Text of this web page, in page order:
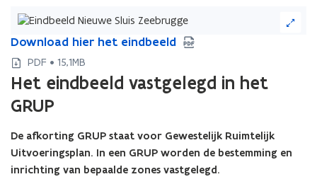
(Klik
op
de
afbeelding
voor
een
vergrote
D
o
w
n
l
o
a
h
i
Download hier het eindbeeld
D
o
w
n
l
o
a
d
h
i
PDF • 15,1MB
Het eindbeeld vastgelegd in het
GRUP
De afkorting GRUP staat voor Gewestelijk Ruimtelijk
Uitvoeringsplan. In een GRUP worden de bestemming en
inrichting van bepaalde zones vastgelegd.